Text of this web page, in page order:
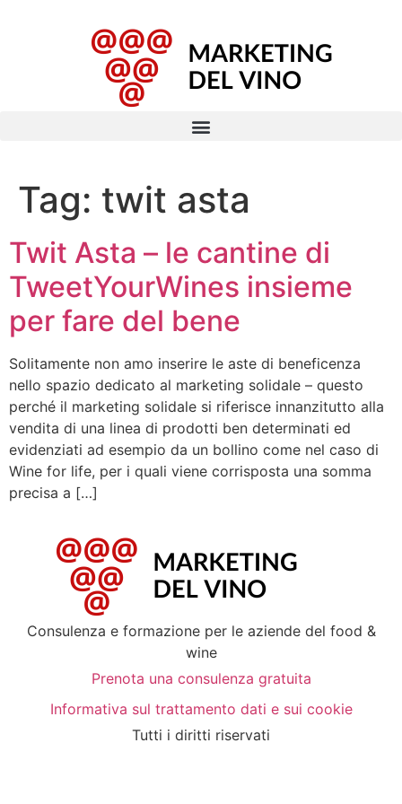
Tag: twit asta
Twit Asta – le cantine di
TweetYourWines insieme
per fare del bene
Solitamente non amo inserire le aste di beneficenza
nello spazio dedicato al marketing solidale – questo
perché il marketing solidale si riferisce innanzitutto alla
vendita di una linea di prodotti ben determinati ed
evidenziati ad esempio da un bollino come nel caso di
Wine for life, per i quali viene corrisposta una somma
precisa a […]
Consulenza e formazione per le aziende del food &
wine
Prenota una consulenza gratuita
Informativa sul trattamento dati e sui cookie
Tutti i diritti riservati